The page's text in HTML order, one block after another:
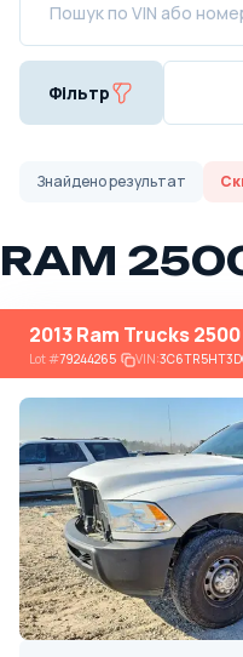
Фільтр
Знайденорезультат
RAM
2013 Ram Trucks
Lot#79244265 VIN: